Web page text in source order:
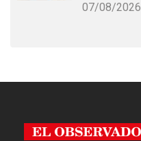
07/08/2026